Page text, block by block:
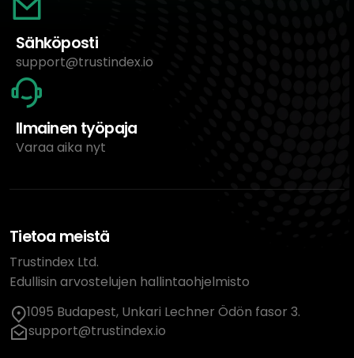
Sähköposti
support@trustindex.io
Ilmainen työpaja
Varaa aika nyt
Tietoa meistä
Trustindex Ltd.
Edullisin arvostelujen hallintaohjelmisto
1095 Budapest, Unkari Lechner Ödön fasor 3.
support@trustindex.io